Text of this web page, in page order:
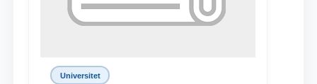
Universitet